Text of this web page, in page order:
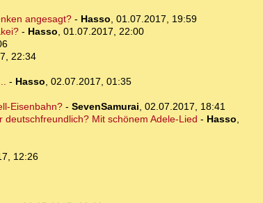
angesagt?- Hasso, 01.07.2017, 19:59
- Hasso, 01.07.2017, 22:00
22:34
- Hasso, 02.07.2017, 01:35
Eisenbahn?- SevenSamurai, 02.07.2017, 18:41
Mit schönem Adele-Lied - Hasso,
12:26